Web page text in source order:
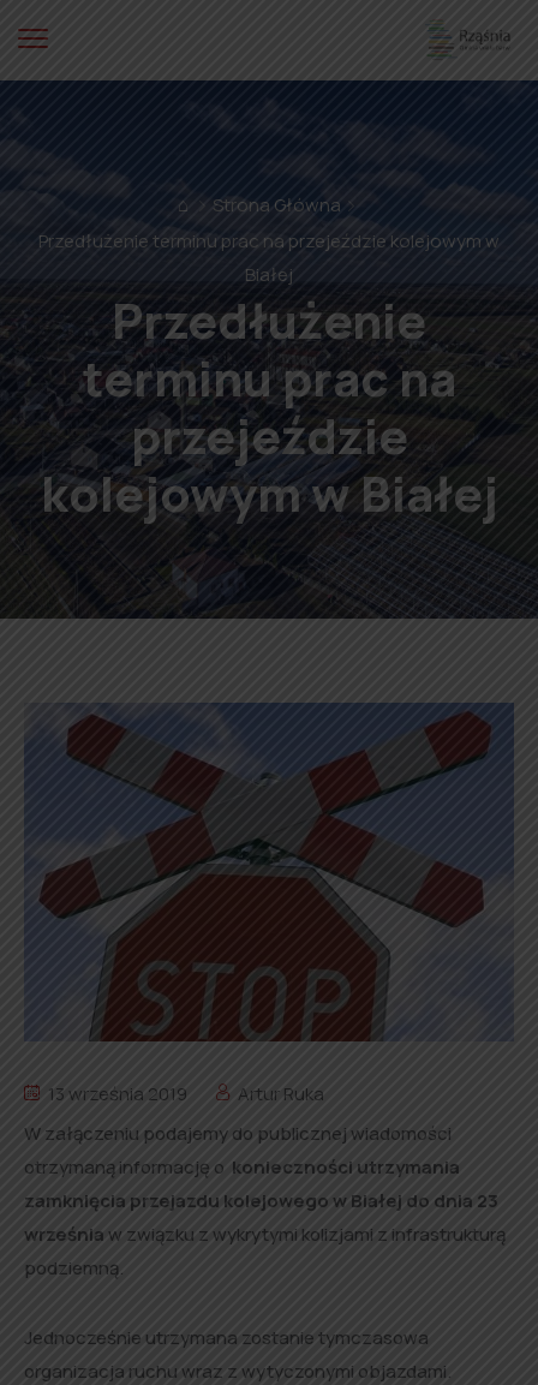
⌂
Strona Główna
Przedłużenie terminu prac na przejeździe kolejowym w
Białej
Przedłużenie
terminu prac na
przejeździe
kolejowym w Białej
13 września 2019
Artur Ruka
W załączeniu podajemy do publicznej wiadomości
otrzymaną informację o konieczności utrzymania
zamknięcia przejazdu kolejowego w Białej do dnia 23
wrześniaw związku z wykrytymi kolizjami z infrastrukturą
podziemną.
Jednocześnie utrzymana zostanie tymczasowa
organizacja ruchu wraz z wytyczonymi objazdami.